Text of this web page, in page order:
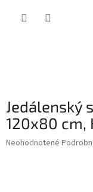
Jedálenský
120x80 cm,
Priemerné
Neohodnotené